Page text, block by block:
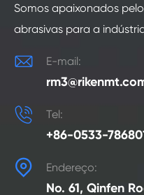
Somos apaixonados
abrasivas para a
 E-mail:
 Tel:
+86-0533-
 Endereço:
No. 61, Qinfen